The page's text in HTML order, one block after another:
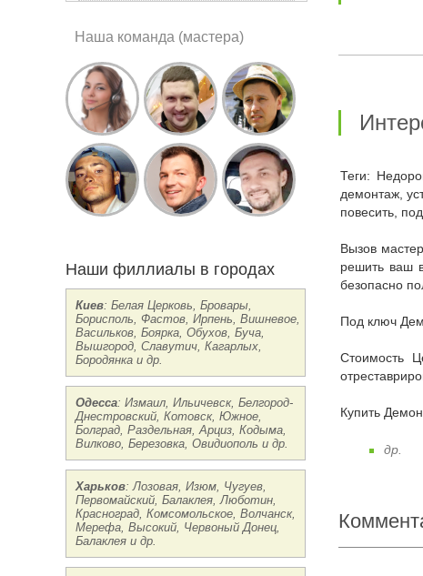
Наша команда (мастера)
Наши филлиалы в городах
Киев: Белая Церковь, Бровары,
Борисполь, Фастов, Ирпень, Вишневое,
Васильков, Боярка, Обухов, Буча,
Вышгород, Славутич, Кагарлых,
Бородянка и др.
Одесса: Измаил, Ильичевск, Белгород-
Днестровский, Котовск, Южное,
Болград, Раздельная, Арциз, Кодыма,
Вилково, Березовка, Овидиополь и др.
Харьков: Лозовая, Изюм, Чугуев,
Первомайский, Балаклея, Люботин,
Красноград, Комсомольское, Волчанск,
Мерефа, Высокий, Червоный Донец,
Балаклея и др.
Теги: Недорого заказать в Виннице Демонтаж умывальника сантехником цена срочно круглосуточно, прайс-лист, монтаж, сборка,
демонтаж,
повесить,
Вызов мастера: если вам нужна консультация опытного специалиста, звоните нам мы бесплатно проконсультируем и подскажем как
решить ваш
безопасно
Под ключ
Стоимость Цены на Демонтаж умывальника сантехником Винница: реставрация, ремонт, перетяжка, стяжка, отремонтировать,
Купить
др.